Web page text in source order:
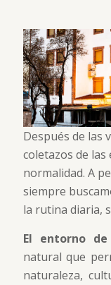
Después de las
coletazos de las
normalidad. A
siempre
la rutina diaria,
El entorno de
natural que
naturaleza,